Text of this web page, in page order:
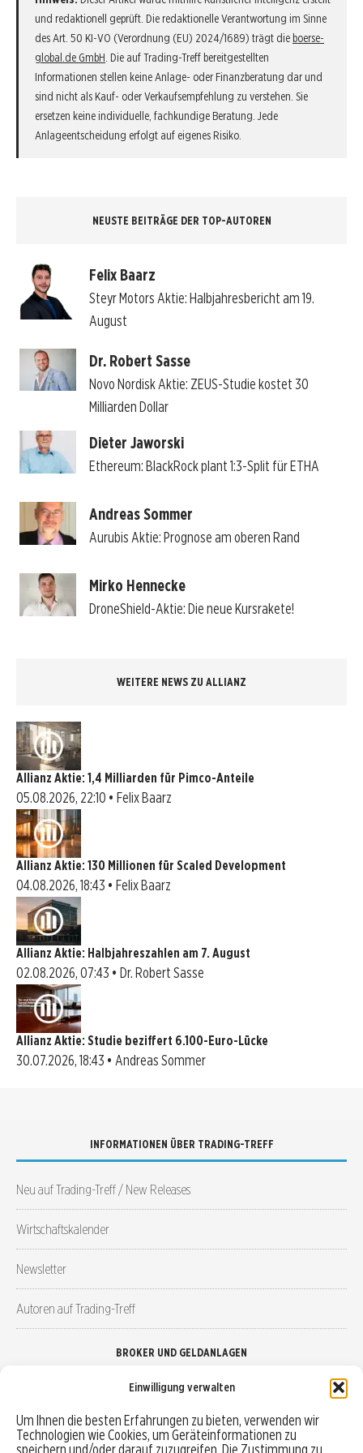
Einwilligung verwalten
Um Ihnen die besten Erfahrungen zu bieten, verwenden wir
Technologien wie Cookies, um Geräteinformationen zu
speichern und/oder darauf zuzugreifen. Die Zustimmung zu
und redaktionell geprüft. Die redaktionelle Verantwortung im Sinne
des Art. 50 KI-VO (Verordnung (EU) 2024/1689) trägt die boerse-
global.de GmbH . Die auf Trading-Treff bereitgestellten
Informationen stellen keine Anlage- oder Finanzberatung dar und
sind nicht als Kauf- oder Verkaufsempfehlung zu verstehen. Sie
ersetzen keine individuelle, fachkundige Beratung. Jede
Anlageentscheidung erfolgt auf eigenes Risiko.
NEUSTE BEITRÄGE DER TOP-AUTOREN
Felix Baarz
Steyr Motors Aktie: Halbjahresbericht am 19.
August
Dr. Robert Sasse
Novo Nordisk Aktie: ZEUS-Studie kostet 30
Milliarden Dollar
Dieter Jaworski
Ethereum: BlackRock plant 1:3-Split für ETHA
Andreas Sommer
Aurubis Aktie: Prognose am oberen Rand
Mirko Hennecke
DroneShield-Aktie: Die neue Kursrakete!
WEITERE NEWS ZU ALLIANZ
Allianz Aktie: 1,4 Milliarden für Pimco-Anteile
05.08.2026, 22:10 • Felix Baarz
Allianz Aktie: 130 Millionen für Scaled Development
04.08.2026, 18:43 • Felix Baarz
Allianz Aktie: Halbjahreszahlen am 7. August
02.08.2026, 07:43 • Dr. Robert Sasse
Allianz Aktie: Studie beziffert 6.100-Euro-Lücke
30.07.2026, 18:43 • Andreas Sommer
INFORMATIONEN ÜBER TRADING-TREFF
Neu auf Trading-Treff / New Releases
Wirtschaftskalender
Newsletter
Autoren auf Trading-Treff
BROKER UND GELDANLAGEN
Robo-Advisor vergleichen